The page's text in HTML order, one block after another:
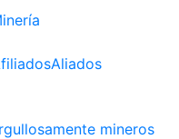
Aliados
mineros